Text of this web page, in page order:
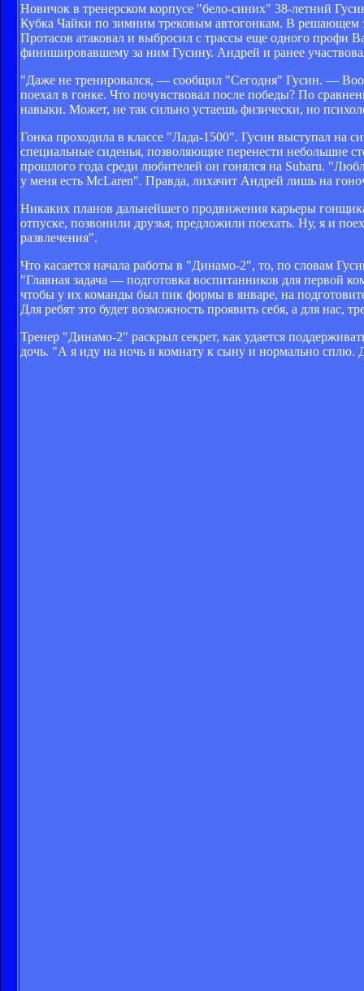
Новичок в тренерском корпусе "бело-синих" 38-летний
Кубка Чайки по зимним трековым автогонкам. В
Протасов атаковал и выбросил с трассы еще одного профи
финишировавшему за ним Гусину. Андрей и ранее
"Даже не тренировался, — сообщил "Сегодня" Гусин. —
поехал в гонке. Что почувствовал после победы? По
навыки. Может, не так сильно устаешь физически, но
Гонка проходила в классе "Лада-1500". Гусин выступал на
специальные сиденья, позволяющие перенести
прошлого года среди любителей он гонялся на Subaru.
у меня есть McLaren". Правда, лихачит Андрей лишь на
Никаких планов дальнейшего продвижения карьеры
отпуске, позвонили друзья, предложили поехать. Ну, я и
развлечения".
Что касается начала работы в "Динамо-2", то, по словам
"Главная задача — подготовка воспитанников для первой
чтобы у их команды был пик формы в январе, на
Для ребят это будет возможность проявить себя, а для нас,
Тренер "Динамо-2" раскрыл секрет, как удается
дочь. "А я иду на ночь в комнату к сыну и нормально